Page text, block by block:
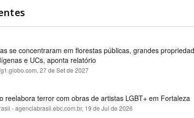
se concentraram em florestas públicas, grandes
e UCs, aponta relatório
27 de Set de 2027
reelabora terror com obras de artistas LGBT+ em Fortaleza
- agenciabrasil.ebc.com.br, 19 de Jul de 2026